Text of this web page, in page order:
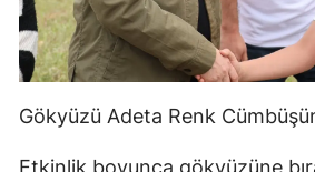
Gökyüzü Adeta Renk
Etkinlik boyunca gökyüzüne